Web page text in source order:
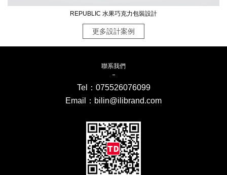
REPUBLIC 水果巧克力包裝設計
更多設計案例
聯系我們
Tel： 075526076099
Email：bilin@ilibrand.com